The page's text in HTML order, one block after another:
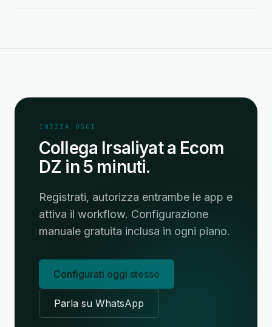
INIZIA OGGI
Collega Irsaliyat a Ecom
DZ in 5 minuti.
Registrati, autorizza entrambe le app e
attiva il workflow. Configurazione
manuale gratuita inclusa in ogni piano.
Configurati oggi stesso
Parla su WhatsApp